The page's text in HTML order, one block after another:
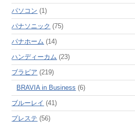
パソコン (1)
パナソニック (75)
パナホーム (14)
ハンディーカム (23)
ブラビア (219)
BRAVIA in Business (6)
ブルーレイ (41)
プレステ (56)